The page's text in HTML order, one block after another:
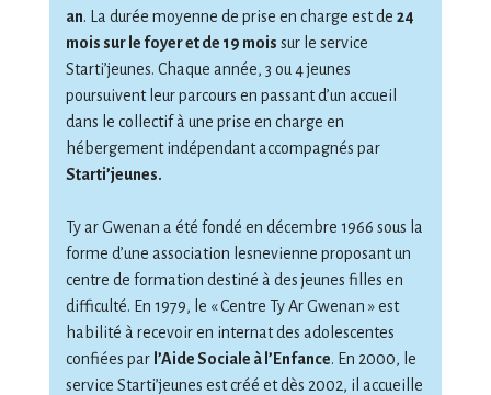
an. La durée moyenne de prise en charge est de 24
mois sur le foyer et de 19 mois sur le service
Starti’jeunes. Chaque année, 3 ou 4 jeunes
poursuivent leur parcours en passant d’un accueil
dans le collectif à une prise en charge en
hébergement indépendant accompagnés par
Starti’jeunes.
Ty ar Gwenan a été fondé en décembre 1966 sous la
forme d’une association lesnevienne proposant un
centre de formation destiné à des jeunes filles en
difficulté. En 1979, le « Centre Ty Ar Gwenan » est
habilité à recevoir en internat des adolescentes
confiées par l’Aide Sociale à l’Enfance. En 2000, le
service Starti’jeunes est créé et dès 2002, il accueille